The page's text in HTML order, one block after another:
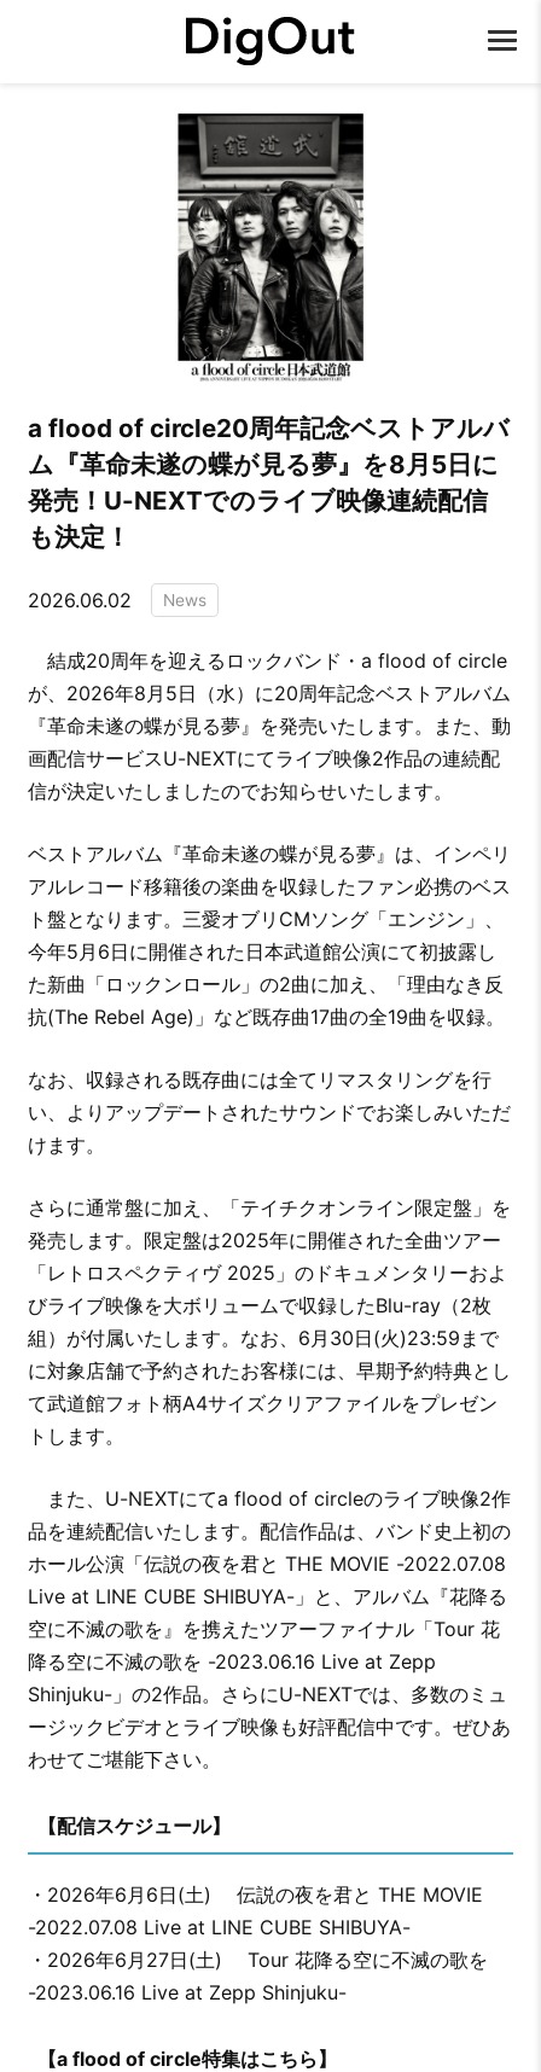
a flood of circle20周年記念ベストアルバ
ム『革命未遂の蝶が見る夢』を8月5日に
発売！U-NEXTでのライブ映像連続配信
も決定！
2026.06.02 News
結成20周年を迎えるロックバンド・a flood of circle
が、2026年8月5日（水）に20周年記念ベストアルバム
『革命未遂の蝶が見る夢』を発売いたします。また、動
画配信サービスU-NEXTにてライブ映像2作品の連続配
信が決定いたしましたのでお知らせいたします。
ベストアルバム『革命未遂の蝶が見る夢』は、インペリ
アルレコード移籍後の楽曲を収録したファン必携のベス
ト盤となります。三愛オブリCMソング「エンジン」、
今年5月6日に開催された日本武道館公演にて初披露し
た新曲「ロックンロール」の2曲に加え、「理由なき反
抗(The Rebel Age)」など既存曲17曲の全19曲を収録。
なお、収録される既存曲には全てリマスタリングを行
い、よりアップデートされたサウンドでお楽しみいただ
けます。
さらに通常盤に加え、「テイチクオンライン限定盤」を
発売します。限定盤は2025年に開催された全曲ツアー
「レトロスペクティヴ 2025」のドキュメンタリーおよ
びライブ映像を大ボリュームで収録したBlu-ray（2枚
組）が付属いたします。なお、6月30日(火)23:59まで
に対象店舗で予約されたお客様には、早期予約特典とし
て武道館フォト柄A4サイズクリアファイルをプレゼン
トします。
また、U-NEXTにてa flood of circleのライブ映像2作
品を連続配信いたします。配信作品は、バンド史上初の
ホール公演「伝説の夜を君と THE MOVIE -2022.07.08
Live at LINE CUBE SHIBUYA-」と、アルバム『花降る
空に不滅の歌を』を携えたツアーファイナル「Tour 花
降る空に不滅の歌を -2023.06.16 Live at Zepp
Shinjuku-」の2作品。さらにU-NEXTでは、多数のミュ
ージックビデオとライブ映像も好評配信中です。ぜひあ
わせてご堪能下さい。
【配信スケジュール】
・2026年6月6日(土) 伝説の夜を君と THE MOVIE
-2022.07.08 Live at LINE CUBE SHIBUYA-
・2026年6月27日(土) Tour 花降る空に不滅の歌を
-2023.06.16 Live at Zepp Shinjuku-
【a flood of circle特集はこちら】